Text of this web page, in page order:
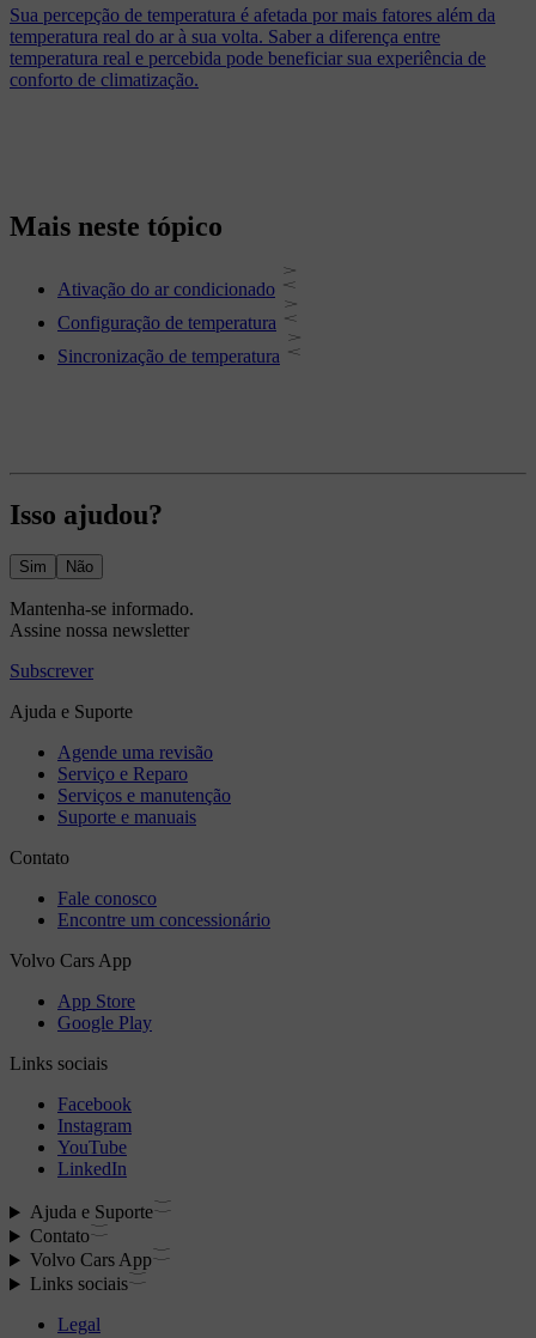
Sua percepção de temperatura é afetada por mais fatores além da
temperatura real do ar à sua volta. Saber a diferença entre
temperatura real e percebida pode beneficiar sua experiência de
conforto de climatização.
Mais neste tópico
Ativação do ar condicionado
Configuração de temperatura
Sincronização de temperatura
Isso ajudou?
Sim Não